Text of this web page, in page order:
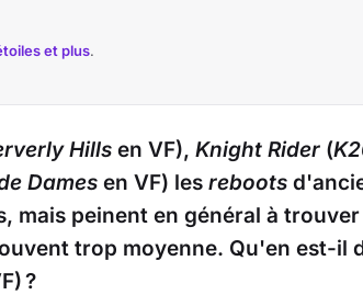
et plus.
Hills en VF), Knight Rider (
Dames en VF) les reboots
mais peinent en général à
trop moyenne. Qu'en est-il
?